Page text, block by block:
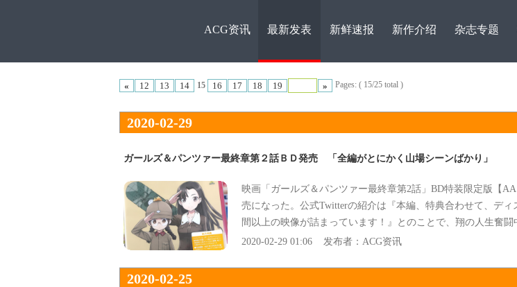
ACG资
讯
ACG资讯 最新发表 新鲜速报 新作介绍 杂志专题
« 12 13 14 15 16 17 18 19 » Pages: ( 15/25 total )
2020-02-29
ガールズ＆パンツァー最終章第２話ＢＤ発売 「全編がとにかく山場シーンばかり」
映画「ガールズ＆パンツァー最終章第2話」BD特装限定版【
売になった。公式Twitterの紹介は『本編、特典合わせて、ディ
間以上の映像が詰まっています！』とのことで、翔の人生奮
想『全編がとにかく山場のシーンばかり』などがある。
2020-02-29 01:06 发布者： ACG资讯
2020-02-25